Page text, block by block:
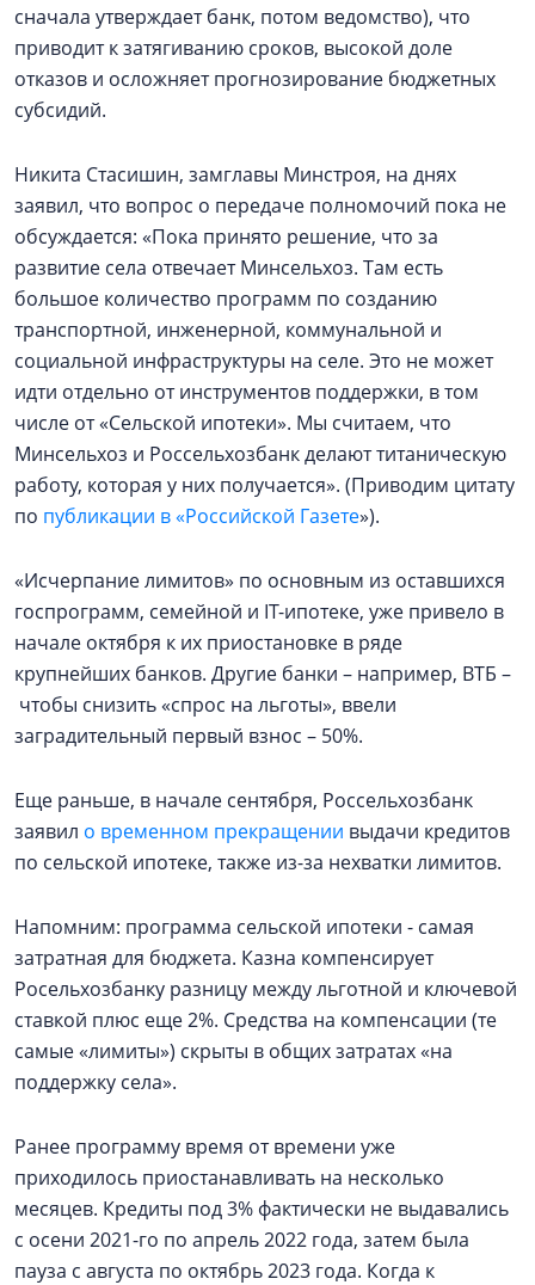
сначала утверждает банк, потом ведомство), что
приводит к затягиванию сроков, высокой доле
отказов и осложняет прогнозирование бюджетных
субсидий.
Никита Стасишин, замглавы Минстроя, на днях
заявил, что вопрос о передаче полномочий пока не
обсуждается: «Пока принято решение, что за
развитие села отвечает Минсельхоз. Там есть
большое количество программ по созданию
транспортной, инженерной, коммунальной и
социальной инфраструктуры на селе. Это не может
идти отдельно от инструментов поддержки, в том
числе от «Сельской ипотеки». Мы считаем, что
Минсельхоз и Россельхозбанк делают титаническую
работу, которая у них получается». (Приводим цитату
по публикации в «Российской Газете»).
«Исчерпание лимитов» по основным из оставшихся
госпрограмм, семейной и IT-ипотеке, уже привело в
начале октября к их приостановке в ряде
крупнейших банков. Другие банки – например, ВТБ –
чтобы снизить «спрос на льготы», ввели
заградительный первый взнос – 50%.
Еще раньше, в начале сентября, Россельхозбанк
заявил о временном прекращении выдачи кредитов
по сельской ипотеке, также из-за нехватки лимитов.
Напомним: программа сельской ипотеки - самая
затратная для бюджета. Казна компенсирует
Росельхозбанку разницу между льготной и ключевой
ставкой плюс еще 2%. Средства на компенсации (те
самые «лимиты») скрыты в общих затратах «на
поддержку села».
Ранее программу время от времени уже
приходилось приостанавливать на несколько
месяцев. Кредиты под 3% фактически не выдавались
с осени 2021-го по апрель 2022 года, затем была
пауза с августа по октябрь 2023 года. Когда к